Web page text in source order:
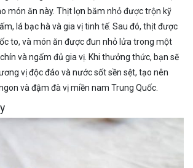
món ăn này. Thịt lợn băm nhỏ được trộn kỹ
lá bạc hà và gia vị tinh tế. Sau đó, thịt được
to, và món ăn được đun nhỏ lửa trong một
và ngấm đủ gia vị. Khi thưởng thức, bạn sẽ
vị độc đáo và nước sốt sền sệt, tạo nên
và đậm đà vị miền nam Trung Quốc.